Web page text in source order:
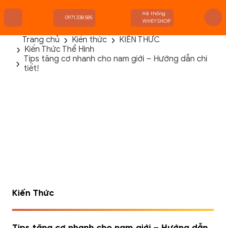
TRANG CHỦ
FLASH SALE
0971.338.585
Hệ thống
WHEYSHOP
Trang chủ Kiến thức
KIẾN THỨC
Kiến Thức Thể Hình
Tips tăng cơ nhanh cho nam giới – Hướng dẫn chi
tiết!
Kiến Thức